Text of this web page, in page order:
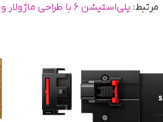
مرتبط: پلی‌استیشن ۶ با طراحی ماژولار و درایو دیسک جداشدنی